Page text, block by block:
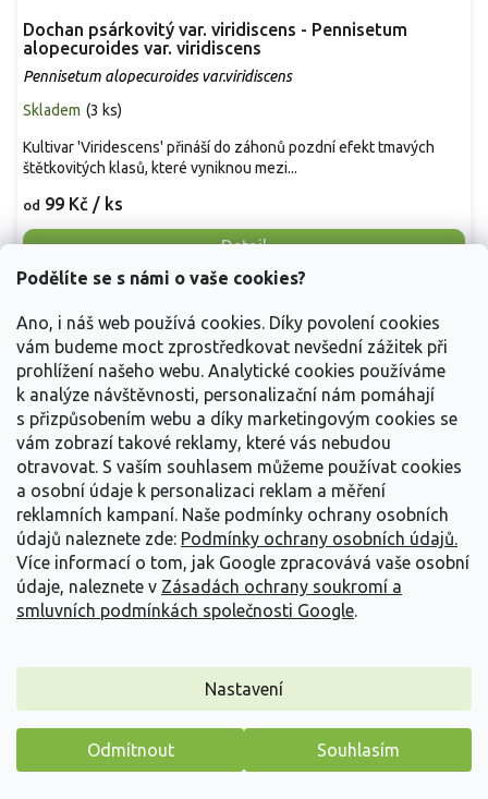
Podělíte se s námi o vaše cookies?
Ano, i náš web používá cookies. Díky povolení cookies
vám budeme moct zprostředkovat nevšední zážitek při
prohlížení našeho webu. Analytické cookies používáme
k analýze návštěvnosti, personalizační nám pomáhají
s přizpůsobením webu a díky marketingovým cookies se
vám zobrazí takové reklamy, které vás nebudou
otravovat. S vaším souhlasem můžeme používat cookies
a osobní údaje k personalizaci reklam a měření
reklamních kampaní. Naše podmínky ochrany osobních
údajů naleznete zde: Podmínky ochrany osobních údajů.
Více informací o tom, jak Google zpracovává vaše osobní
údaje, naleznete v Zásadách ochrany soukromí a
smluvních podmínkách společnosti Google.
Nastavení
Odmítnout Souhlasím
Dochan psárkovitý var. viridiscens - Pennisetum
alopecuroides var. viridiscens
Pennisetum alopecuroides var.viridiscens
Skladem (3 ks)
od 99 Kč / ks
Detail
Kultivar 'Viridescens' přináší do záhonů pozdní efekt tmavých
štětkovitých klasů, které vyniknou mezi...
Pennisetum orientale 'Fairy Tails'
Skladem (1 ks)
Elegantní okrasná travina s úzkými, jemně převislými listy. Kultivar
'Fairy Tails' vytváří kompaktní...Máme pro vás malý dárek